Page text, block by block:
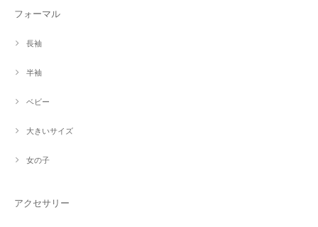
フォーマル
長袖
半袖
ベビー
大きいサイズ
女の子
アクセサリー